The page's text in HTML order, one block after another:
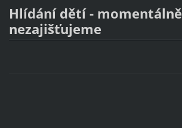
Hlídání dětí - momentálně
nezajišťujeme